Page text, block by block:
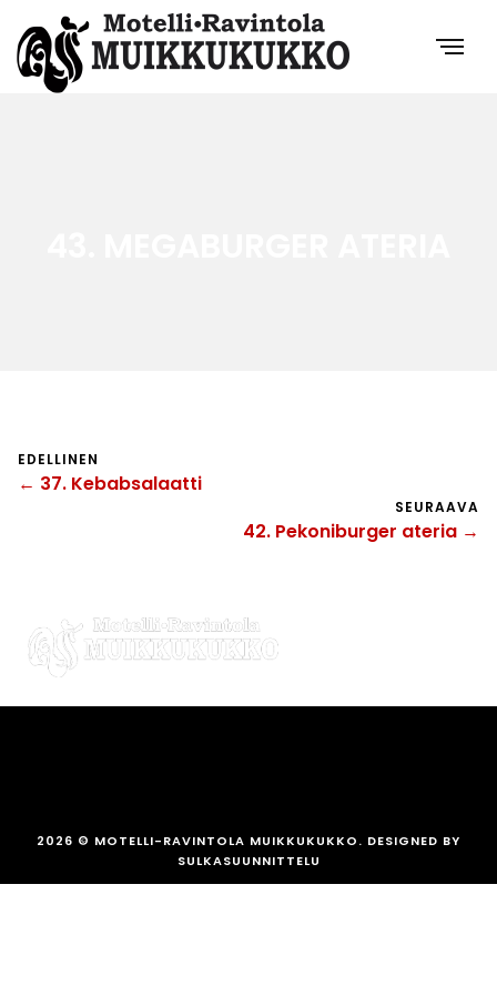
EDELLINEN
← 37. Kebabsalaatti
SEURAAVA
42. Pekoniburger ateria →
2026 © MOTELLI-RAVINTOLA MUIKKUKUKKO. DESIGNED BY
SULKASUUNNITTELU